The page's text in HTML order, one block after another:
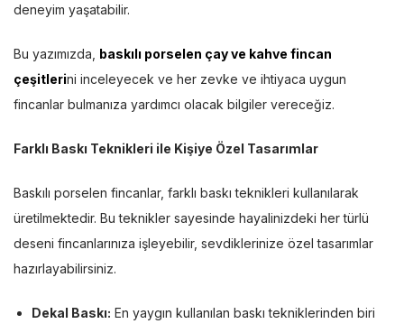
deneyim yaşatabilir.
Bu yazımızda, baskılı porselen çay ve kahve fincan
çeşitlerini inceleyecek ve her zevke ve ihtiyaca uygun
fincanlar bulmanıza yardımcı olacak bilgiler vereceğiz.
Farklı Baskı Teknikleri ile Kişiye Özel Tasarımlar
Baskılı porselen fincanlar, farklı baskı teknikleri kullanılarak
üretilmektedir. Bu teknikler sayesinde hayalinizdeki her türlü
deseni fincanlarınıza işleyebilir, sevdiklerinize özel tasarımlar
hazırlayabilirsiniz.
Dekal Baskı: En yaygın kullanılan baskı tekniklerinden biri